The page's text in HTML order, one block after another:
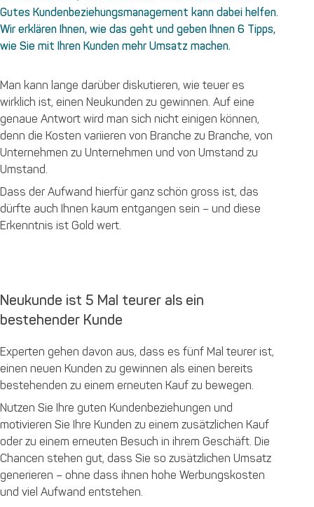
Gutes Kundenbeziehungsmanagement kann dabei helfen.
Wir erklären Ihnen, wie das geht und geben Ihnen 6 Tipps,
wie Sie mit Ihren Kunden mehr Umsatz machen.
Man kann lange darüber diskutieren, wie teuer es
wirklich ist, einen Neukunden zu gewinnen. Auf eine
genaue Antwort wird man sich nicht einigen können,
denn die Kosten variieren von Branche zu Branche, von
Unternehmen zu Unternehmen und von Umstand zu
Umstand.
Dass der Aufwand hierfür ganz schön gross ist, das
dürfte auch Ihnen kaum entgangen sein – und diese
Erkenntnis ist Gold wert.
Neukunde ist 5 Mal teurer als ein
bestehender Kunde
Experten gehen davon aus, dass es fünf Mal teurer ist,
einen neuen Kunden zu gewinnen als einen bereits
bestehenden zu einem erneuten Kauf zu bewegen.
Nutzen Sie Ihre guten Kundenbeziehungen und
motivieren Sie Ihre Kunden zu einem zusätzlichen Kauf
oder zu einem erneuten Besuch in ihrem Geschäft. Die
Chancen stehen gut, dass Sie so zusätzlichen Umsatz
generieren – ohne dass ihnen hohe Werbungskosten
und viel Aufwand entstehen.